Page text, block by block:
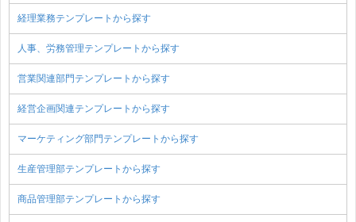
経理業務テンプレートから探す
人事、労務管理テンプレートから探す
営業関連部門テンプレートから探す
経営企画関連テンプレートから探す
マーケティング部門テンプレートから探す
生産管理部テンプレートから探す
商品管理部テンプレートから探す